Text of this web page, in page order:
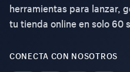
herramientas para lanzar,
tu tienda online en solo 60
CONECTA CON NOSOTROS